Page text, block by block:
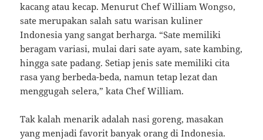
kacang atau kecap. Menurut Chef William Wongso,
sate merupakan salah satu warisan kuliner
Indonesia yang sangat berharga. “Sate memiliki
beragam variasi, mulai dari sate ayam, sate kambing,
hingga sate padang. Setiap jenis sate memiliki cita
rasa yang berbeda-beda, namun tetap lezat dan
menggugah selera,” kata Chef William.
Tak kalah menarik adalah nasi goreng, masakan
yang menjadi favorit banyak orang di Indonesia.